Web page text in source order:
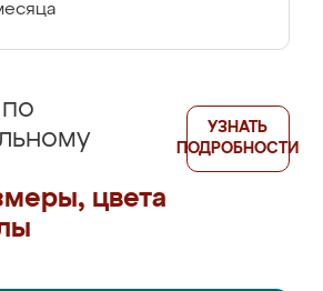
цвета
УЗНАТЬ
ПОДРОБНОСТИ